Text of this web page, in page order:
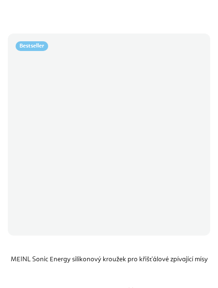
Bestseller
MEINL Sonic Energy silikonový kroužek pro křišťálové zpívající mísy